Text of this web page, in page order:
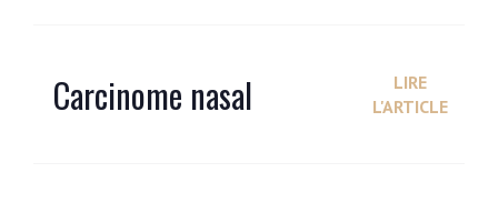
Carcinome nasal
LIRE
L'ARTICLE